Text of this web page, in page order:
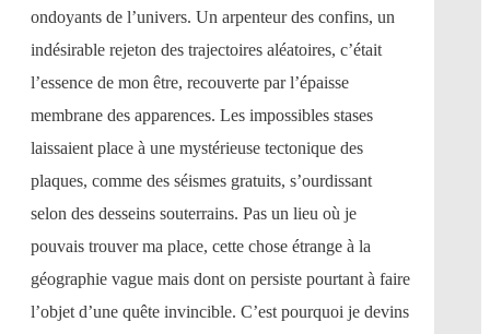
ondoyants de l’univers. Un arpenteur des confins, un
indésirable rejeton des trajectoires aléatoires, c’était
l’essence de mon être, recouverte par l’épaisse
membrane des apparences. Les impossibles stases
laissaient place à une mystérieuse tectonique des
plaques, comme des séismes gratuits, s’ourdissant
selon des desseins souterrains. Pas un lieu où je
pouvais trouver ma place, cette chose étrange à la
géographie vague mais dont on persiste pourtant à faire
l’objet d’une quête invincible. C’est pourquoi je devins